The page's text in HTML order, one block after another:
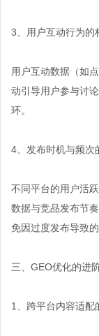
3、用户互动行为的
用户互动数据（如
动引导用户参与讨
环。
4、发布时机与频次
不同平台的用户活
数据与竞品发布节
免因过度发布导致
三、GEO优化的进
1、跨平台内容适配